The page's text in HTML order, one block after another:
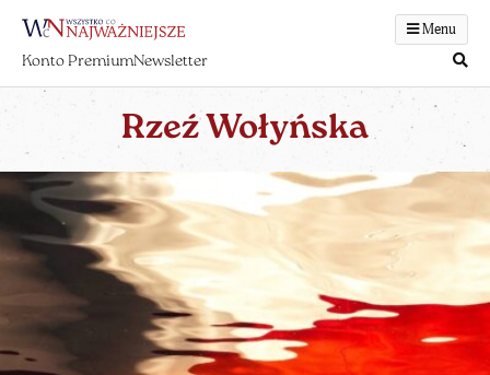
Menu
Konto PremiumNewsletter
Rzeź Wołyńska